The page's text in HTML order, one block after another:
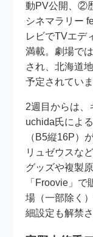
動PV公開、②
シネマラリー
レビでTVエデ
満載。劇場で
され、北海道
予定されてい
2週目からは、
uchida氏による
（B5縦16P）
リュゼウスな
グッズや複製
「Froovie」
場（一部除く
細設定も解禁